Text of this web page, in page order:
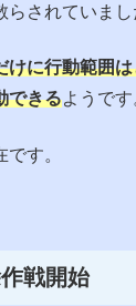
されていまし
けに行動範囲
できるようです
す。
戦開始